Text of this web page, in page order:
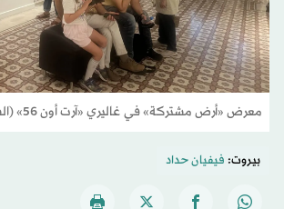
بيروت: فيفيان حداد